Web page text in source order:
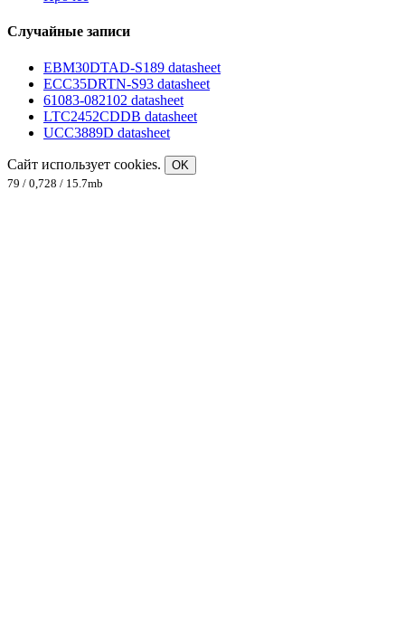
Случайные записи
EBM30DTAD-S189 datasheet
ECC35DRTN-S93 datasheet
61083-082102 datasheet
LTC2452CDDB datasheet
UCC3889D datasheet
Сайт использует cookies.
OK
79 / 0,728 / 15.7mb